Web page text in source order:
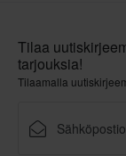
Tilaa
tarjouksia!
Tilaamalla